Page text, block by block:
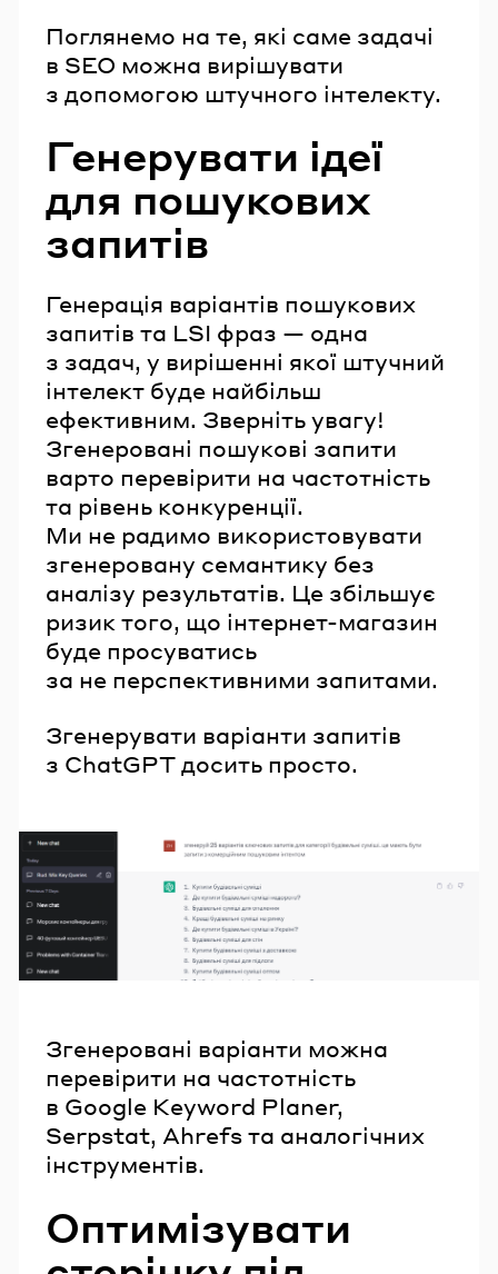
Поглянемо на те, які саме задачі
в SEO можна вирішувати
з допомогою штучного інтелекту.
Генерувати ідеї
для пошукових
запитів
Генерація варіантів пошукових
запитів та LSI фраз — одна
з задач, у вирішенні якої штучний
інтелект буде найбільш
ефективним. Зверніть увагу!
Згенеровані пошукові запити
варто перевірити на частотність
та рівень конкуренції.
Ми не радимо використовувати
згенеровану семантику без
аналізу результатів. Це збільшує
ризик того, що інтернет-магазин
буде просуватись
за не перспективними запитами.
Згенерувати варіанти запитів
з ChatGPT досить просто.
Згенеровані варіанти можна
перевірити на частотність
в Google Keyword Planer,
Serpstat, Ahrefs та аналогічних
інструментів.
Оптимізувати